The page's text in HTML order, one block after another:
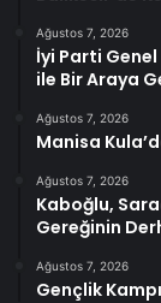
Ağustos 7, 2026
İyi Parti
ile Bir Araya
Ağustos 7, 2026
Manisa
Ağustos 7, 2026
Kaboğlu,
Gereğinin
Ağustos 7, 2026
Gençlik